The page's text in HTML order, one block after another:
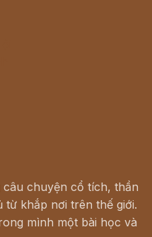
chuyện cổ tích, thần
khắp nơi trên thế giới.
mình một bài học và